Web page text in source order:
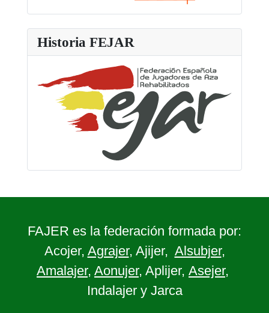
Historia FEJAR
FAJER es la federación formada por:
Acojer, Agrajer, Ajijer, Alsubjer,
Amalajer, Aonujer, Aplijer, Asejer,
Indalajer y Jarca